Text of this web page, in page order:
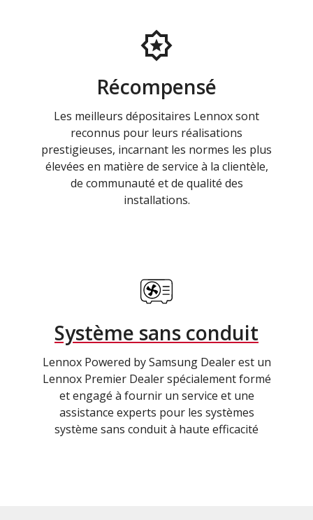
Récompensé
Les meilleurs dépositaires Lennox sont
reconnus pour leurs réalisations
prestigieuses, incarnant les normes les plus
élevées en matière de service à la clientèle,
de communauté et de qualité des
installations.
Système sans conduit
Lennox Powered by Samsung Dealer est un
Lennox Premier Dealer spécialement formé
et engagé à fournir un service et une
assistance experts pour les systèmes
système sans conduit à haute efficacité